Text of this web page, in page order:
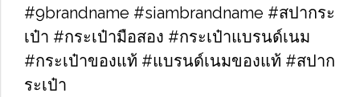
#9brandname #siambrandname #สปากระ
เป๋า #กระเป๋ามือสอง #กระเป๋าแบรนด์เนม
#กระเป๋าของแท้ #แบรนด์เนมของแท้ #สปาก
ระเป๋า